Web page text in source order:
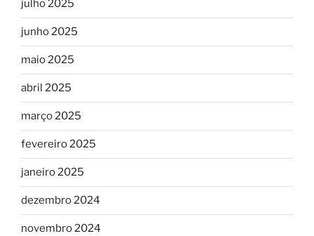
julho 2025
junho 2025
maio 2025
abril 2025
março 2025
fevereiro 2025
janeiro 2025
dezembro 2024
novembro 2024